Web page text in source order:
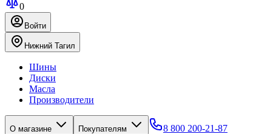
0
Войти
Нижний Тагил
Шины
Диски
Масла
Производители
О магазине Покупателям 8 800 200-21-87